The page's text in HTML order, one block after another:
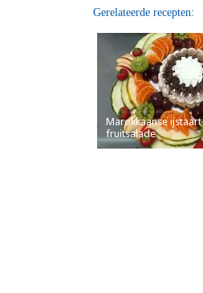
Gerelateerde recepten:
Marokkaanse ijstaart
fruitsalade